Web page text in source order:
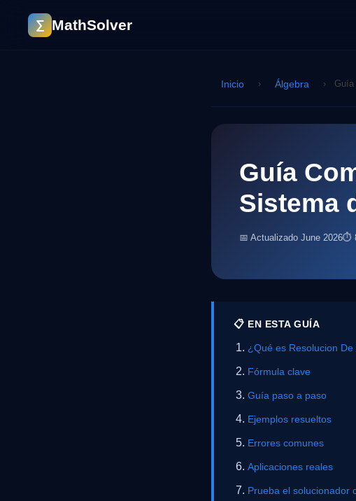
∑ MathSolver
Inicio › Álgebra ›
Guía
Sistema
📅 Actualizado June 2026⏱
📋 EN ESTA GUÍA
¿Qué es Resolucion
Fórmula clave
Guía paso a paso
Ejemplos resueltos
Errores comunes
Aplicaciones reales
Prueba el solucionador